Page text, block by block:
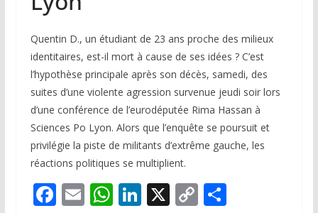
Quentin D., un étudiant de 23 ans proche des milieux
identitaires, est-il mort à cause de ses idées ? C’est
l’hypothèse principale après son décès, samedi, des
suites d’une violente agression survenue jeudi soir lors
d’une conférence de l’eurodéputée Rima Hassan à
Sciences Po Lyon. Alors que l’enquête se poursuit et
privilégie la piste de militants d’extrême gauche, les
réactions politiques se multiplient.
F E W Li X C P